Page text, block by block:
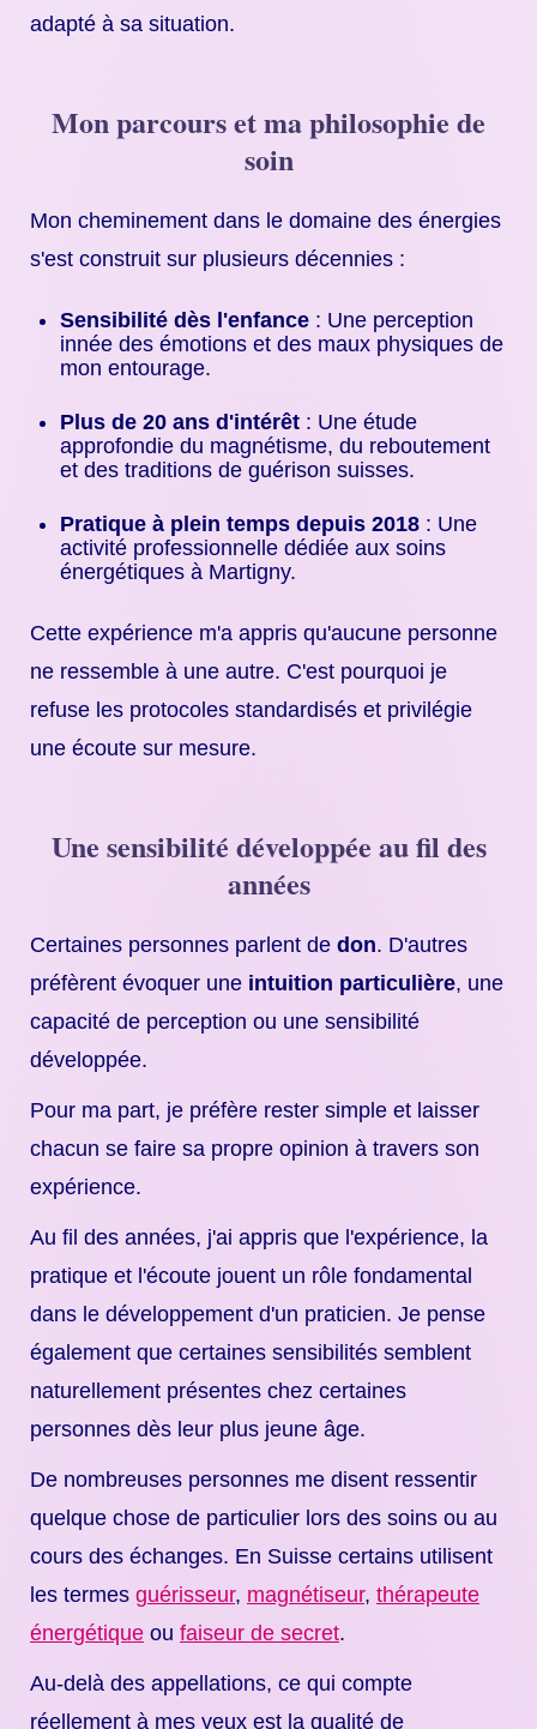
adapté à sa situation.
Mon parcours et ma philosophie de
soin
Mon cheminement dans le domaine des énergies
s'est construit sur plusieurs décennies :
Sensibilité dès l'enfance : Une perception
innée des émotions et des maux physiques de
mon entourage.
Plus de 20 ans d'intérêt : Une étude
approfondie du magnétisme, du reboutement
et des traditions de guérison suisses.
Pratique à plein temps depuis 2018 : Une
activité professionnelle dédiée aux soins
énergétiques à Martigny.
Cette expérience m'a appris qu'aucune personne
ne ressemble à une autre. C'est pourquoi je
refuse les protocoles standardisés et privilégie
une écoute sur mesure.
Une sensibilité développée au fil des
années
Certaines personnes parlent de don. D'autres
préfèrent évoquer une intuition particulière, une
capacité de perception ou une sensibilité
développée.
Pour ma part, je préfère rester simple et laisser
chacun se faire sa propre opinion à travers son
expérience.
Au fil des années, j'ai appris que l'expérience, la
pratique et l'écoute jouent un rôle fondamental
dans le développement d'un praticien. Je pense
également que certaines sensibilités semblent
naturellement présentes chez certaines
personnes dès leur plus jeune âge.
De nombreuses personnes me disent ressentir
quelque chose de particulier lors des soins ou au
cours des échanges. En Suisse certains utilisent
les termes guérisseur, magnétiseur, thérapeute
énergétique ou faiseur de secret.
Au-delà des appellations, ce qui compte
réellement à mes yeux est la qualité de